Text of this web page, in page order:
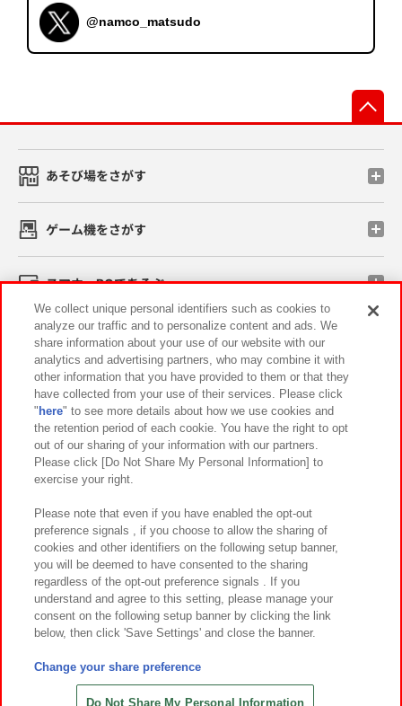
@namco_matsudo
あそび場をさがす
ゲーム機をさがす
スマホ・PCであそぶ
イベント・キャンペーン
関連会社 サステナビリティ サイトポリシー
プライバシーポリシー ウェブアクセシビリティ方針と検証結果
お取引先さまとともに
カスタマーハラスメント対応方針 よくあるご質問・お問い合わせ
©Bandai Namco Amusement Inc.
©Bandai Namco Amusement Lab Inc.
©HANAYASHIKI Co., Ltd. All Rights Reserved.
We collect unique personal identifiers such as cookies to
analyze our traffic and to personalize content and ads. We
share information about your use of our website with our
analytics and advertising partners, who may combine it with
other information that you have provided to them or that they
have collected from your use of their services. Please click
" here" to see more details about how we use cookies and
the retention period of each cookie. You have the right to opt
out of our sharing of your information with our partners.
Please click [Do Not Share My Personal Information] to
exercise your right.
Please note that even if you have enabled the opt-out
preference signals , if you choose to allow the sharing of
cookies and other identifiers on the following setup banner,
you will be deemed to have consented to the sharing
regardless of the opt-out preference signals . If you
understand and agree to this setting, please manage your
consent on the following setup banner by clicking the link
below, then click 'Save Settings' and close the banner.
Change your share preference
Do Not Share My Personal Information